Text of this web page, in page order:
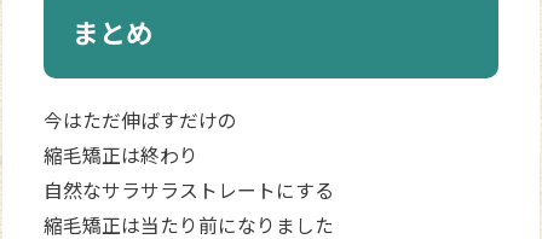
まとめ
今はただ伸ばすだけの
縮毛矯正は終わり
自然なサラサラストレートにする
縮毛矯正は当たり前になりました